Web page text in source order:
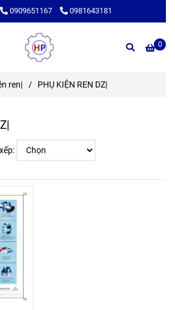
0909651167 0981643181
0
ren| / PHỤ KIỆN REN DZ|